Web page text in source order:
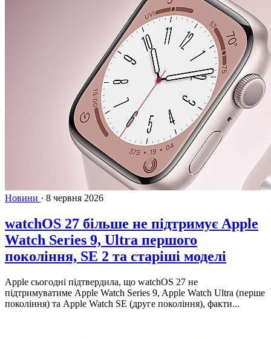
Новини · 8 червня 2026
watchOS 27 більше не підтримує Apple
Watch Series 9, Ultra першого
покоління, SE 2 та старіші моделі
Apple сьогодні підтвердила, що watchOS 27 не
підтримуватиме Apple Watch Series 9, Apple Watch Ultra (перше
покоління) та Apple Watch SE (друге покоління), факти...